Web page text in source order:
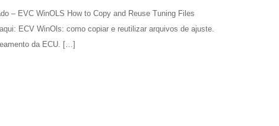
– EVC WinOLS How to Copy and Reuse Tuning Files
ECV WinOls: como copiar e reutilizar arquivos de ajuste.
da ECU. […]